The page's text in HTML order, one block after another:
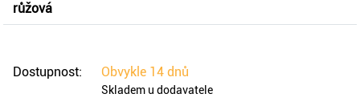
růžová
Dostupnost: Obvykle 14 dnů
Skladem u dodavatele